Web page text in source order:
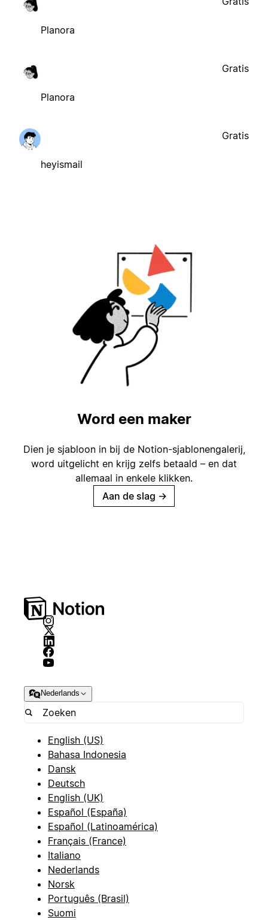
Planora
Planora
Gratis
heyismail
Gratis
Word een maker
Dien je sjabloon in bij de Notion-sjablonengalerij,
word uitgelicht en krijg zelfs betaald – en dat
allemaal in enkele klikken.
Aan de slag →
Nederlands
English (US)
Bahasa Indonesia
Dansk
Deutsch
English (UK)
Español (España)
Español (Latinoamérica)
Français (France)
Italiano
Nederlands
Norsk
Português (Brasil)
Suomi